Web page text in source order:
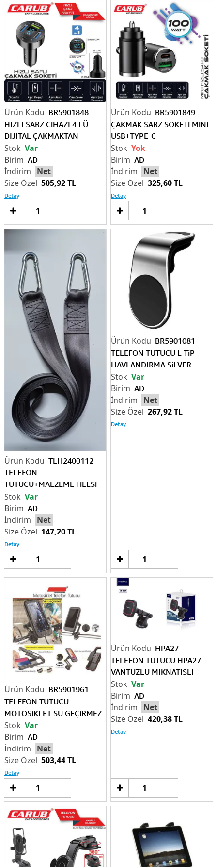
BR5901848
HIZLI SARZ CiHAZI 4 LÜ
DIJITAL ÇAKMAKTAN
AD
Net
505,92 TL
Var
Detay
Sepete
BR5901849
ÇAKMAK SARZ SOKETi MiNi
USB+TYPE-C
AD
Net
325,60 TL
Yok
Detay
TLH2400112
TELEFON
TUTUCU+MALZEME FiLESi
15X8CM
AD
Net
147,20 TL
Var
Detay
Sepete
BR5901081
TELEFON TUTUCU L TiP
HAVLANDIRMA SiLVER
AD
Net
267,92 TL
Var
Detay
BR5901961
TELEFON TUTUCU
MOTOSiKLET SU GEÇiRMEZ
AD
Net
503,44 TL
Var
Detay
Sepete
HPA27
TELEFON TUTUCU HPA27
VANTUZLU MIKNATISLI
AD
Net
420,38 TL
Var
Detay